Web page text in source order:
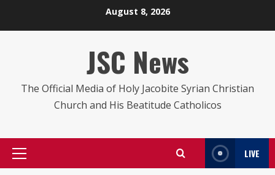
August 8, 2026
JSC News
The Official Media of Holy Jacobite Syrian Christian
Church and His Beatitude Catholicos
Primary
LIVE